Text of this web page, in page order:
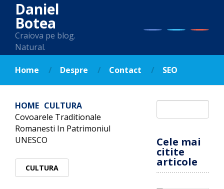
Daniel
Botea
Craiova pe blog.
Natural.
Home Despre Contact SEO
HOME CULTURA
Covoarele Traditionale
Romanesti In Patrimoniul
UNESCO
CULTURA
Cele mai
citite
articole